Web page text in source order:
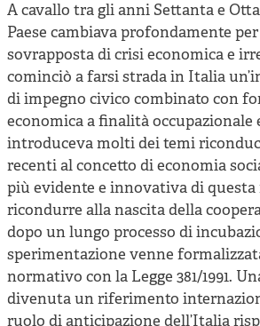
A cavallo tra gli anni Settanta e
Paese cambiava profondamente per
sovrapposta di crisi economica e
cominciò a farsi strada in Italia
di impegno civico combinato con
economica a finalità occupazionale
introduceva molti dei temi
recenti al concetto di economia
più evidente e innovativa di
ricondurre alla nascita della
dopo un lungo processo di
sperimentazione venne
normativo con la Legge 381/1991.
divenuta un riferimento
ruolo di anticipazione dell’Italia